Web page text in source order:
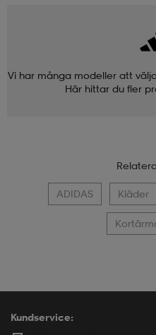
Vi har många modeller att
Här hittar du fler
ADIDAS Kläder
Kundservice: